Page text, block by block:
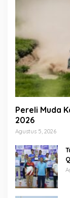
Pereli Muda
2026
Agustus 5, 2026